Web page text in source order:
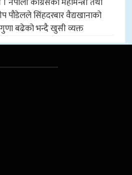
पौडेलले सिंहदरबार वैद्यखानाको
गुणा बढेको भन्दै खुसी व्यक्त